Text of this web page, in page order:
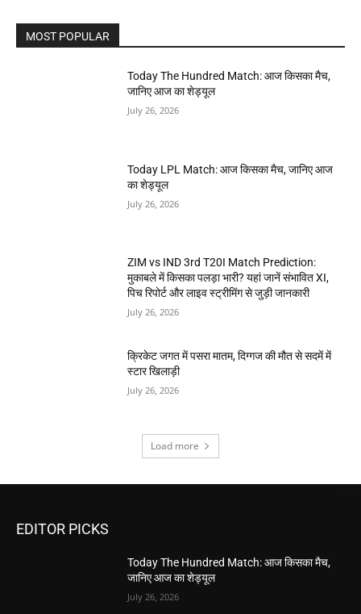
MOST POPULAR
Today The Hundred Match: आज किसका मैच,
जानिए आज का शेड्यूल
July 26, 2026
Today LPL Match: आज किसका मैच, जानिए आज
का शेड्यूल
July 26, 2026
ZIM vs IND 3rd T20I Match Prediction:
मुकाबले में किसका पलड़ा भारी? यहां जानें संभावित XI,
पिच रिपोर्ट और लाइव स्ट्रीमिंग से जुड़ी जानकारी
July 26, 2026
क्रिकेट जगत में पसरा मातम, दिग्गज की मौत से सदमें में
स्टार खिलाड़ी
July 26, 2026
Load more
EDITOR PICKS
Today The Hundred Match: आज किसका मैच,
जानिए आज का शेड्यूल
July 26, 2026